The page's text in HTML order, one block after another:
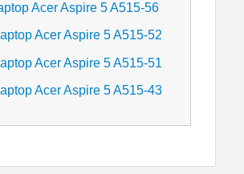
Acer Aspire 5 A515-56
Acer Aspire 5 A515-52
Acer Aspire 5 A515-51
Acer Aspire 5 A515-43